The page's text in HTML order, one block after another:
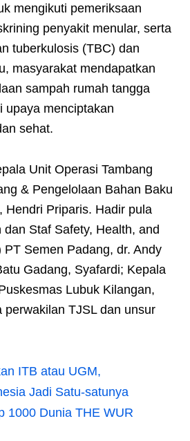
mengikuti pemeriksaan
penyakit menular, serta
tuberkulosis (TBC) dan
masyarakat mendapatkan
sampah rumah tangga
upaya menciptakan
sehat.
Unit Operasi Tambang
& Pengelolaan Bahan Baku
Hendri Priparis. Hadir pula
Staf Safety, Health, and
Semen Padang, dr. Andy
Gadang, Syafardi; Kepala
Lubuk Kilangan,
perwakilan TJSL dan unsur
ITB atau UGM,
Jadi Satu-satunya
1000 Dunia THE WUR